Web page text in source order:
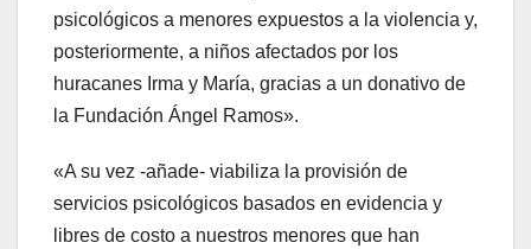
psicológicos a menores expuestos a la violencia y,
posteriormente, a niños afectados por los
huracanes Irma y María, gracias a un donativo de
la Fundación Ángel Ramos».
«A su vez -añade- viabiliza la provisión de
servicios psicológicos basados en evidencia y
libres de costo a nuestros menores que han